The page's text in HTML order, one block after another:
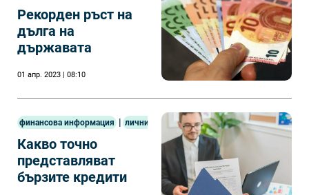
Рекорден ръст на
дълга на
държавата
01 апр. 2023 | 08:10
финансова информация | лични финанси
Какво точно
представляват
бързите кредити